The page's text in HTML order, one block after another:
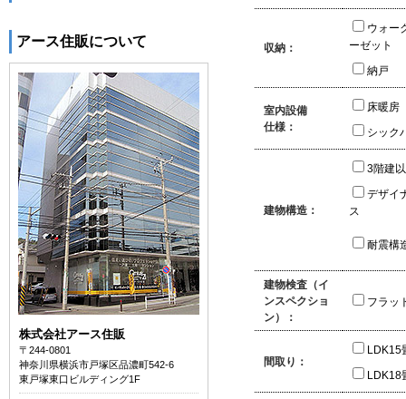
収納：
ウォー
ーゼット
納戸
室内設備
仕様：
床暖房
シック
建物構造：
3階建
デザイ
ス
耐震構
建物検査（イ
ンスペクショ
ン）：
フラッ
間取り：
LDK15
LDK18
アース住販について
株式会社アース住販
〒244-0801
神奈川県横浜市戸塚区品濃町542-6
東戸塚東口ビルディング1F